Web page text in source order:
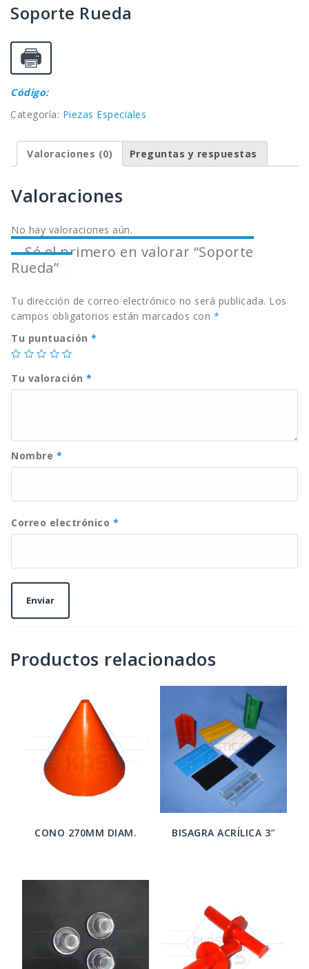
Soporte Rueda
Código:
Categoría: Piezas Especiales
Valoraciones (0) Preguntas y respuestas
Valoraciones
No hay valoraciones aún.
Sé el primero en valorar “Soporte
Rueda”
Tu dirección de correo electrónico no será publicada. Los
campos obligatorios están marcados con *
Tu puntuación *
Tu valoración *
Nombre *
Correo electrónico *
Productos relacionados
CONO 270MM DIAM. BISAGRA ACRÍLICA 3″